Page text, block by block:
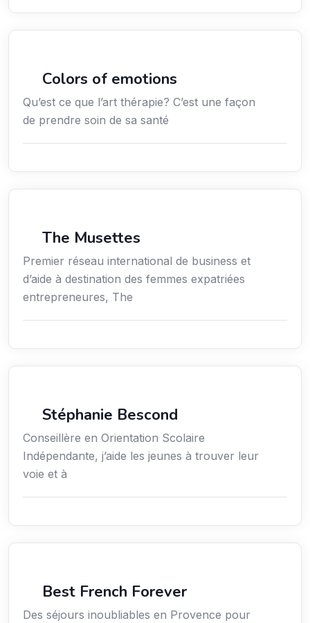
Colors of emotions
Qu’est ce que l’art thérapie? C’est une façon
de prendre soin de sa santé
The Musettes
Premier réseau international de business et
d’aide à destination des femmes expatriées
entrepreneures, The
Stéphanie Bescond
Conseillère en Orientation Scolaire
Indépendante, j’aide les jeunes à trouver leur
voie et à
Best French Forever
Des séjours inoubliables en Provence pour